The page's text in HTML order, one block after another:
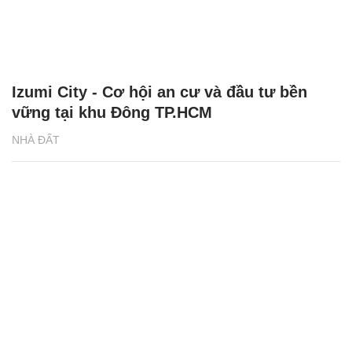
NHÀ ĐẤT
Izumi City - Cơ hội an cư và đầu tư bền
vững tại khu Đông TP.HCM